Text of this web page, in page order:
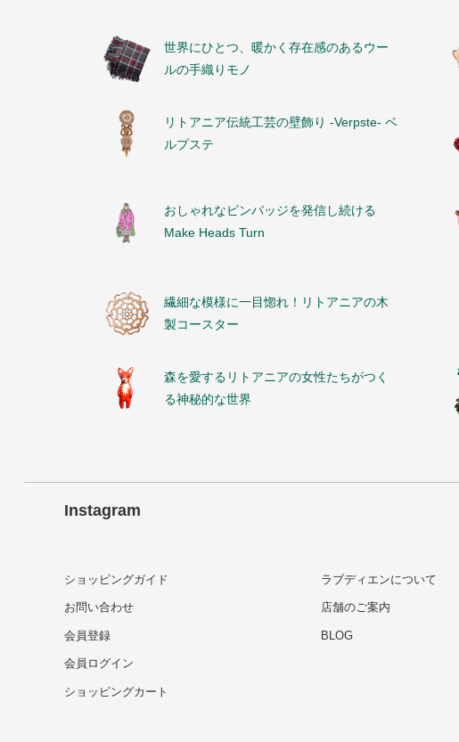
世界にひとつ、暖かく存在感のあるウー
ルの手織りモノ
リトアニア伝統工芸の壁飾り -Verpste- ベ
ルプステ
おしゃれなピンバッジを発信し続ける
Make Heads Turn
繊細な模様に一目惚れ！リトアニアの木
製コースター
森を愛するリトアニアの女性たちがつく
る神秘的な世界
Instagram
ショッピングガイド
お問い合わせ
会員登録
会員ログイン
ショッピングカート
ラブディエンについて
店舗のご案内
BLOG